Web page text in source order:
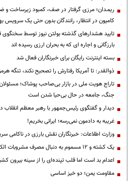
کامیون در انتظار، رانندگان بدون حتی یک سرویس
تایید هشدارهای گذشته بولتن نیوز توسط
بارزگانی و اجاره ای که به بحران ارزی رسیده اند
بسته اینترنت رایگان برای خبرنگاران فعال شد
ذوالقدر: تا آمریکا رفتارش را تصحیح نکند، تنگه
تاراج هویت ملی در بازار بی‌صاحب پوشاک؛
جنگ، جامعه در حال بی‌حیا شدن است
دیدار و گفتگوی رئیس‌جمهور با رهبر معظم انقلاب
غریبه به دادمون نمی‌رسه؛ ایرانی بخریم!
وزارت اطلاعات: خبرنگاران نقش بارزی در ناکامی
یک کشته و ۱۲ مسموم به دنبال مصرف مشروبات الکلی در نیشابور
اعدام بد است اما قلب تپنده‌ای را از سینه بیرون
مقاومت یمن؛ دو خیز اساسی